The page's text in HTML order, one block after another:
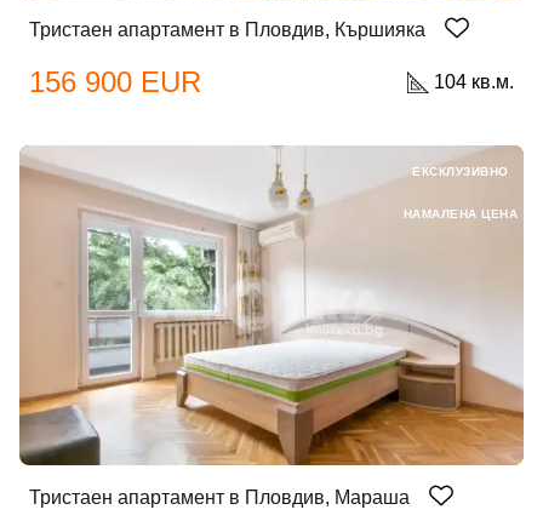
Тристаен апартамент в Пловдив, Кършияка
156 900 EUR 104 кв.м.
Тристаен апартамент в Пловдив, Мараша
ЕКСКЛУЗИВНО
НАМАЛЕНА ЦЕНА